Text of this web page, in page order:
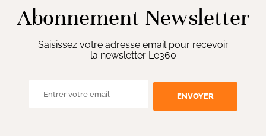
Abonnement Newsletter
Saisissez votre adresse email pour recevoir
la newsletter Le360
ENVOYER